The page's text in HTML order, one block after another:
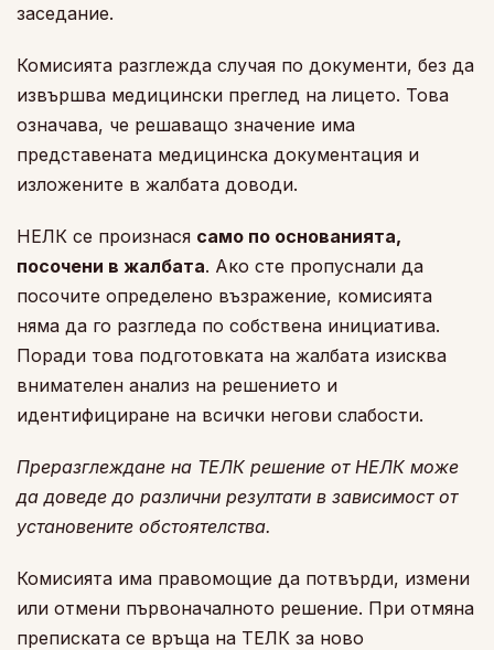
заседание.
Комисията разглежда случая по документи, без да
извършва медицински преглед на лицето. Това
означава, че решаващо значение има
представената медицинска документация и
изложените в жалбата доводи.
НЕЛК се произнася само по основанията,
посочени в жалбата. Ако сте пропуснали да
посочите определено възражение, комисията
няма да го разгледа по собствена инициатива.
Поради това подготовката на жалбата изисква
внимателен анализ на решението и
идентифициране на всички негови слабости.
Преразглеждане на ТЕЛК решение от НЕЛК може
да доведе до различни резултати в зависимост от
установените обстоятелства.
Комисията има правомощие да потвърди, измени
или отмени първоначалното решение. При отмяна
преписката се връща на ТЕЛК за ново